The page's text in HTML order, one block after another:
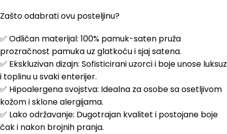
Zašto odabrati ovu posteljinu?
✅ Odličan materijal: 100% pamuk-saten pruža
prozračnost pamuka uz glatkoću i sjaj satena.
✅ Ekskluzivan dizajn: Sofisticirani uzorci i boje unose luksuz
i toplinu u svaki enterijer.
✅ Hipoalergena svojstva: Idealna za osobe sa osetljivom
kožom i sklone alergijama.
✅ Lako održavanje: Dugotrajan kvalitet i postojane boje
čak i nakon brojnih pranja.